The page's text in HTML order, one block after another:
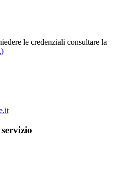
le credenziali consultare la